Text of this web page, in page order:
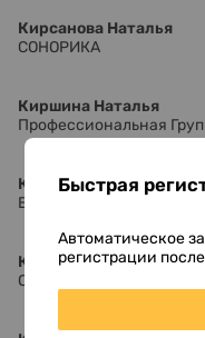
Кирсанова Наталья
СОНОРИКА
Киршина Наталья
Профессиональная
Кисурин Михаил
Essar Capital
Кобзев Алексей
ООО "ЛЕКСИА"
Быстрая
Автоматическое
регистрации